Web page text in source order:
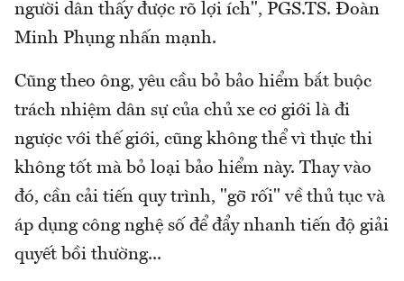
người dân thấy được rõ lợi ích", PGS.TS. Đoàn
Minh Phụng nhấn mạnh.
Cũng theo ông, yêu cầu bỏ bảo hiểm bắt buộc
trách nhiệm dân sự của chủ xe cơ giới là đi
ngược với thế giới, cũng không thể vì thực thi
không tốt mà bỏ loại bảo hiểm này. Thay vào
đó, cần cải tiến quy trình, "gỡ rối" về thủ tục và
áp dụng công nghệ số để đẩy nhanh tiến độ giải
quyết bồi thường...